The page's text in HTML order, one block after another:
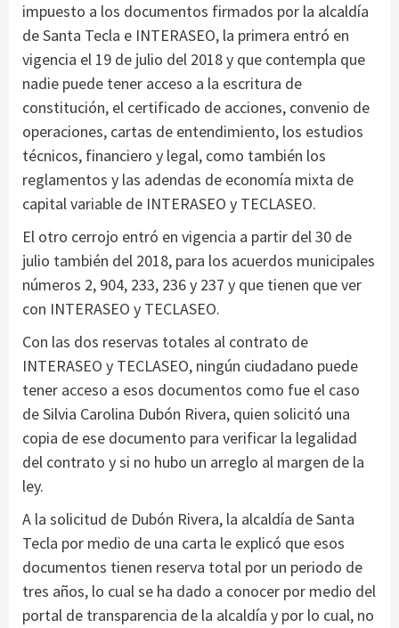
impuesto a los documentos firmados por la alcaldía
de Santa Tecla e INTERASEO, la primera entró en
vigencia el 19 de julio del 2018 y que contempla que
nadie puede tener acceso a la escritura de
constitución, el certificado de acciones, convenio de
operaciones, cartas de entendimiento, los estudios
técnicos, financiero y legal, como también los
reglamentos y las adendas de economía mixta de
capital variable de INTERASEO y TECLASEO.
El otro cerrojo entró en vigencia a partir del 30 de
julio también del 2018, para los acuerdos municipales
números 2, 904, 233, 236 y 237 y que tienen que ver
con INTERASEO y TECLASEO.
Con las dos reservas totales al contrato de
INTERASEO y TECLASEO, ningún ciudadano puede
tener acceso a esos documentos como fue el caso
de Silvia Carolina Dubón Rivera, quien solicitó una
copia de ese documento para verificar la legalidad
del contrato y si no hubo un arreglo al margen de la
ley.
A la solicitud de Dubón Rivera, la alcaldía de Santa
Tecla por medio de una carta le explicó que esos
documentos tienen reserva total por un periodo de
tres años, lo cual se ha dado a conocer por medio del
portal de transparencia de la alcaldía y por lo cual, no